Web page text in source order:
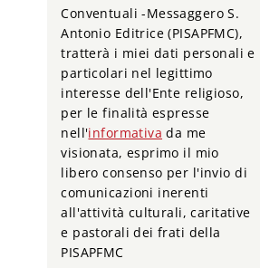
Conventuali -Messaggero S.
Antonio Editrice (PISAPFMC),
tratterà i miei dati personali e
particolari nel legittimo
interesse dell'Ente religioso,
per le finalità espresse
nell'informativa da me
visionata, esprimo il mio
libero consenso per l'invio di
comunicazioni inerenti
all'attività culturali, caritative
e pastorali dei frati della
PISAPFMC